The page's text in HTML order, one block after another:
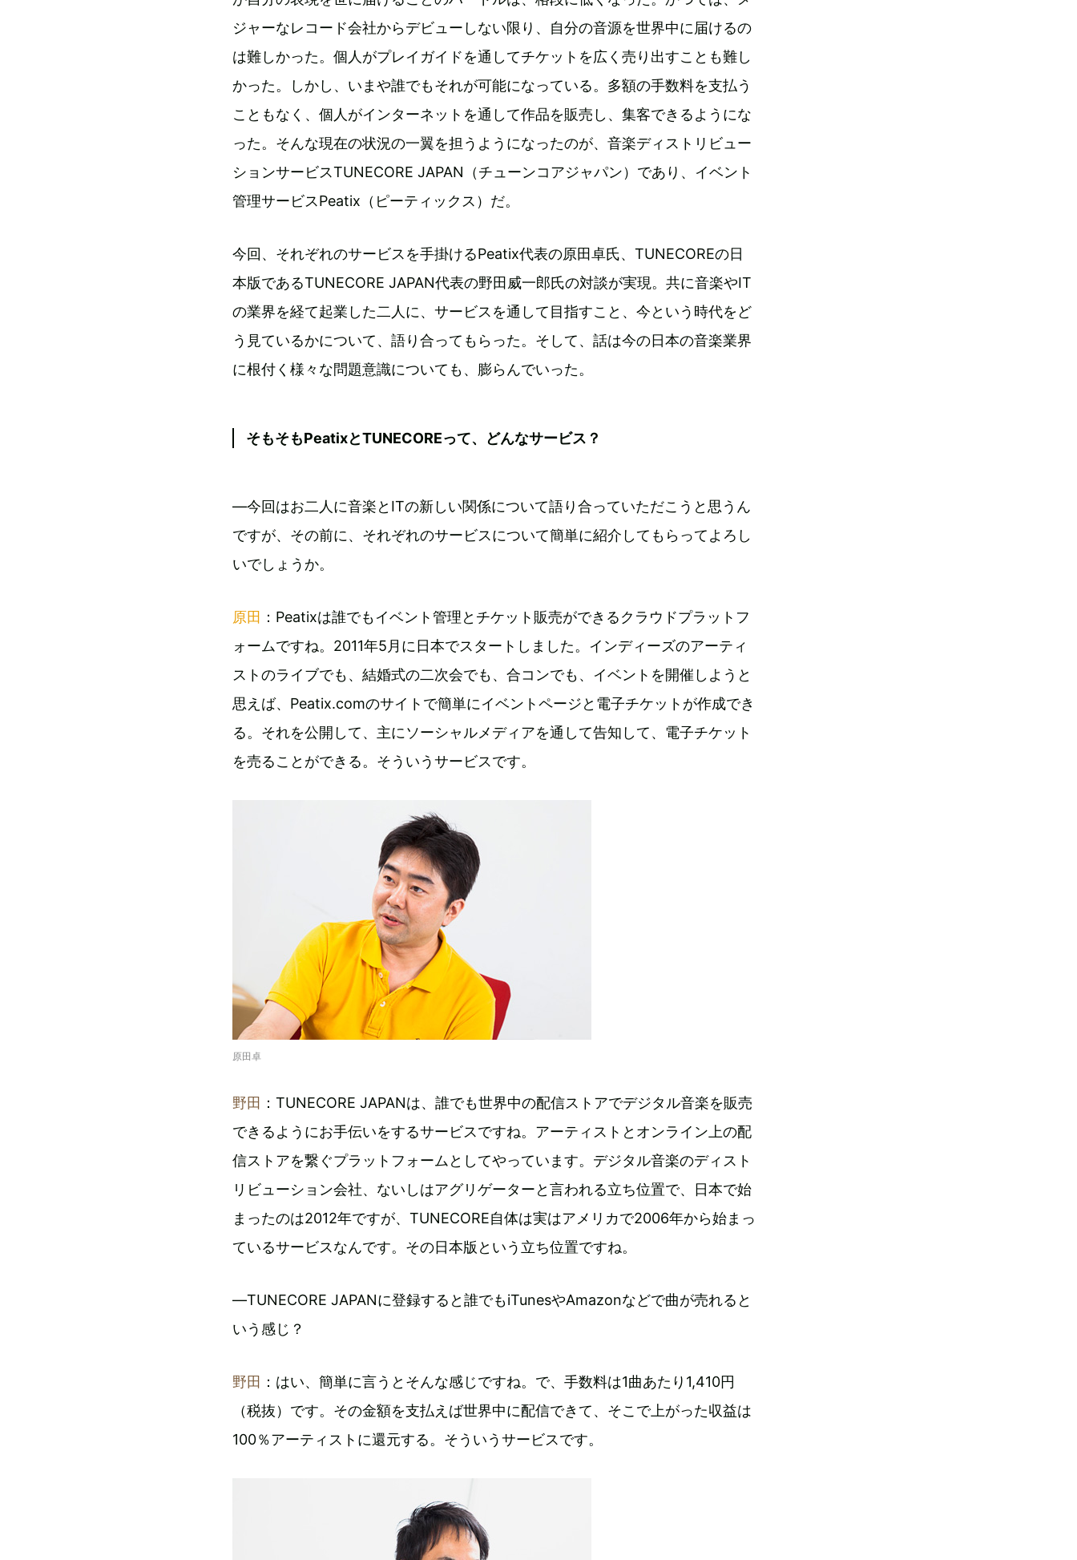
ジャーなレコード会社からデビューしない限り、自分の音源を世界中に届けるの
は難しかった。個人がプレイガイドを通してチケットを広く売り出すことも難し
かった。しかし、いまや誰でもそれが可能になっている。多額の手数料を支払う
こともなく、個人がインターネットを通して作品を販売し、集客できるようにな
った。そんな現在の状況の一翼を担うようになったのが、音楽ディストリビュー
ションサービスTUNECORE JAPAN（チューンコアジャパン）であり、イベント
管理サービスPeatix（ピーティックス）だ。
今回、それぞれのサービスを手掛けるPeatix代表の原田卓氏、TUNECOREの日
本版であるTUNECORE JAPAN代表の野田威一郎氏の対談が実現。共に音楽やIT
の業界を経て起業した二人に、サービスを通して目指すこと、今という時代をど
う見ているかについて、語り合ってもらった。そして、話は今の日本の音楽業界
に根付く様々な問題意識についても、膨らんでいった。
そもそもPeatixとTUNECOREって、どんなサービス？
―今回はお二人に音楽とITの新しい関係について語り合っていただこうと思うん
ですが、その前に、それぞれのサービスについて簡単に紹介してもらってよろし
いでしょうか。
原田 ：Peatixは誰でもイベント管理とチケット販売ができるクラウドプラットフ
ォームですね。2011年5月に日本でスタートしました。インディーズのアーティ
ストのライブでも、結婚式の二次会でも、合コンでも、イベントを開催しようと
思えば、Peatix.comのサイトで簡単にイベントページと電子チケットが作成でき
る。それを公開して、主にソーシャルメディアを通して告知して、電子チケット
を売ることができる。そういうサービスです。
原田卓
野田 ：TUNECORE JAPANは、誰でも世界中の配信ストアでデジタル音楽を販売
できるようにお手伝いをするサービスですね。アーティストとオンライン上の配
信ストアを繋ぐプラットフォームとしてやっています。デジタル音楽のディスト
リビューション会社、ないしはアグリゲーターと言われる立ち位置で、日本で始
まったのは2012年ですが、TUNECORE自体は実はアメリカで2006年から始まっ
ているサービスなんです。その日本版という立ち位置ですね。
―TUNECORE JAPANに登録すると誰でもiTunesやAmazonなどで曲が売れると
いう感じ？
野田 ：はい、簡単に言うとそんな感じですね。で、手数料は1曲あたり1,410円
（税抜）です。その金額を支払えば世界中に配信できて、そこで上がった収益は
100％アーティストに還元する。そういうサービスです。